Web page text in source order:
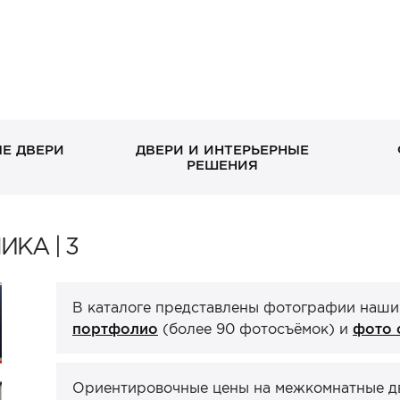
ДВЕРИ
панелями
ХИТ
ДВЕРИ И ИНТЕРЬЕРНЫЕ
РЕШЕНИЯ
Стеновые панели Порталы ХИТ
| 3
В каталоге представлены фотографии
портфолио (более 90 фотосъёмок) и фото
Ориентировочные цены на межкомнатные